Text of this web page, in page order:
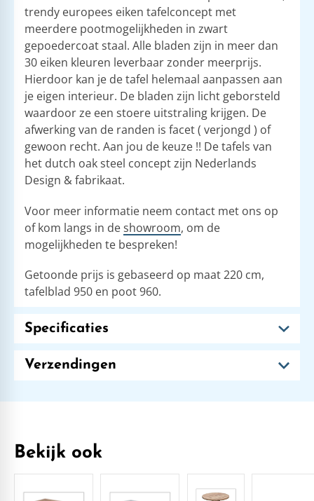
trendy europees eiken tafelconcept met
meerdere pootmogelijkheden in zwart
gepoedercoat staal. Alle bladen zijn in meer dan
30 eiken kleuren leverbaar zonder meerprijs.
Hierdoor kan je de tafel helemaal aanpassen aan
je eigen interieur. De bladen zijn licht geborsteld
waardoor ze een stoere uitstraling krijgen. De
afwerking van de randen is facet ( verjongd ) of
gewoon recht. Aan jou de keuze !! De tafels van
het dutch oak steel concept zijn Nederlands
Design & fabrikaat.
Voor meer informatie neem contact met ons op
of kom langs in deshowroom, om de
mogelijkheden te bespreken!
Getoonde prijs is gebaseerd op maat 220 cm,
tafelblad 950 en poot 960.
Specificaties
Verzendingen
Bekijk ook